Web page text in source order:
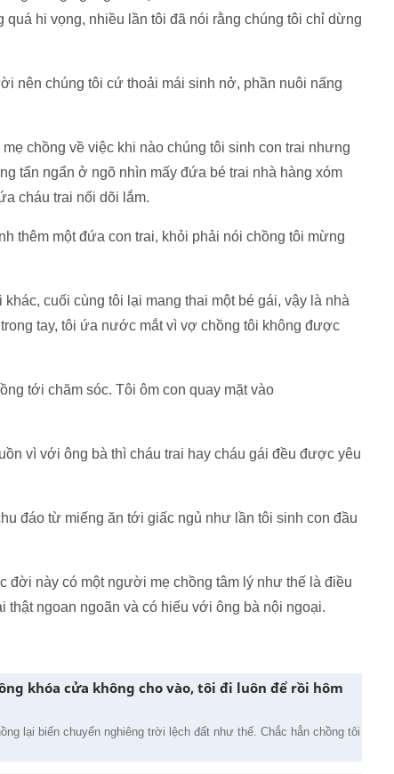
hi vọng, nhiều lần tôi đã nói rằng chúng tôi chỉ dừng
nên chúng tôi cứ thoải mái sinh nở, phần nuôi nấng
chồng về việc khi nào chúng tôi sinh con trai nhưng
tẩn ngẩn ở ngõ nhìn mấy đứa bé trai nhà hàng xóm
cháu trai nối dõi lắm.
thêm một đứa con trai, khỏi phải nói chồng tôi mừng
cuối cùng tôi lại mang thai một bé gái, vậy là nhà
tay, tôi ứa nước mắt vì vợ chồng tôi không được
tới chăm sóc. Tôi ôm con quay mặt vào
vì với ông bà thì cháu trai hay cháu gái đều được yêu
đáo từ miếng ăn tới giấc ngủ như lần tôi sinh con đầu
đời này có một người mẹ chồng tâm lý như thế là điều
thật ngoan ngoãn và có hiếu với ông bà nội ngoại.
khóa cửa không cho vào, tôi đi luôn để rồi hôm
lại biến chuyển nghiêng trời lệch đất như thế. Chắc hẳn chồng tôi